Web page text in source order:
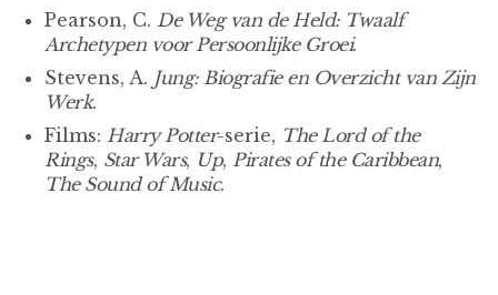
Pearson, C. De Weg van de Held: Twaalf
Archetypen voor Persoonlijke Groei.
Stevens, A. Jung: Biografie en Overzicht van Zijn
Werk.
Films: Harry Potter-serie, The Lord of the
Rings, Star Wars, Up, Pirates of the Caribbean,
The Sound of Music.